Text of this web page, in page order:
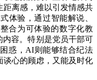
距离感，难以引发情感共
体验，通过智能解说、
合为可体验的数字化教
内容。特别是党员干部可
惑，AI则能够结合纪法
谈心的顾虑，又能及时化